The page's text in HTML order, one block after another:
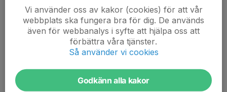
Vi använder oss av kakor (cookies) för att vår
webbplats ska fungera bra för dig. De används
även för webbanalys i syfte att hjälpa oss att
förbättra våra tjänster.
Så använder vi cookies
Godkänn alla kakor